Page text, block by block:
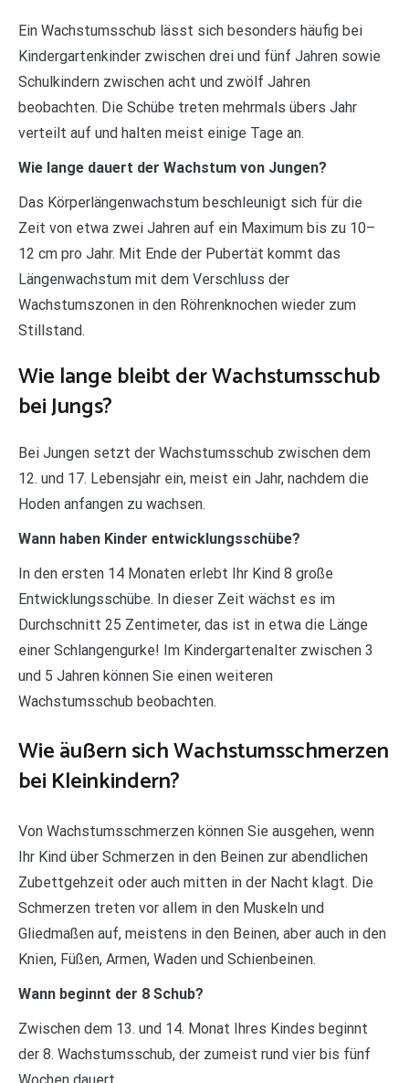
Ein Wachstumsschub lässt sich besonders häufig bei
Kindergartenkinder zwischen drei und fünf Jahren sowie
Schulkindern zwischen acht und zwölf Jahren
beobachten. Die Schübe treten mehrmals übers Jahr
verteilt auf und halten meist einige Tage an.
Wie lange dauert der Wachstum von Jungen?
Das Körperlängenwachstum beschleunigt sich für die
Zeit von etwa zwei Jahren auf ein Maximum bis zu 10–
12 cm pro Jahr. Mit Ende der Pubertät kommt das
Längenwachstum mit dem Verschluss der
Wachstumszonen in den Röhrenknochen wieder zum
Stillstand.
Wie lange bleibt der Wachstumsschub
bei Jungs?
Bei Jungen setzt der Wachstumsschub zwischen dem
12. und 17. Lebensjahr ein, meist ein Jahr, nachdem die
Hoden anfangen zu wachsen.
Wann haben Kinder entwicklungsschübe?
In den ersten 14 Monaten erlebt Ihr Kind 8 große
Entwicklungsschübe. In dieser Zeit wächst es im
Durchschnitt 25 Zentimeter, das ist in etwa die Länge
einer Schlangengurke! Im Kindergartenalter zwischen 3
und 5 Jahren können Sie einen weiteren
Wachstumsschub beobachten.
Wie äußern sich Wachstumsschmerzen
bei Kleinkindern?
Von Wachstumsschmerzen können Sie ausgehen, wenn
Ihr Kind über Schmerzen in den Beinen zur abendlichen
Zubettgehzeit oder auch mitten in der Nacht klagt. Die
Schmerzen treten vor allem in den Muskeln und
Gliedmaßen auf, meistens in den Beinen, aber auch in den
Knien, Füßen, Armen, Waden und Schienbeinen.
Wann beginnt der 8 Schub?
Zwischen dem 13. und 14. Monat Ihres Kindes beginnt
der 8. Wachstumsschub, der zumeist rund vier bis fünf
Wochen dauert.